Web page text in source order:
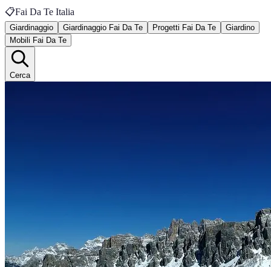
📋Fai Da Te Italia
Giardinaggio Giardinaggio Fai Da Te Progetti Fai Da Te
Giardino
Mobili Fai Da Te
Cerca